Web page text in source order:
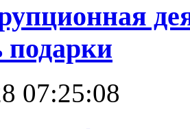
подарки
07:25:08